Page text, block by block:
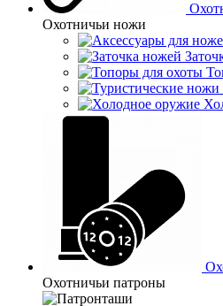
Охотничьи ножи
Охотничьи патроны